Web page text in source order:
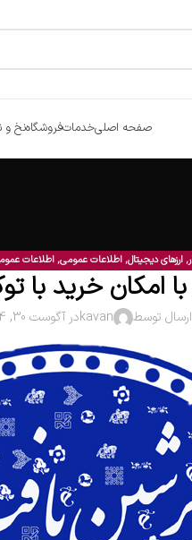
صفحه اصلیخدماتفروشگاهنخ و
,ارزهای دیجیتال,اطلاعات عمومی,اطلاعات
امکان خرید با
ارسال توسط kavanدر آگوست 30, 2024